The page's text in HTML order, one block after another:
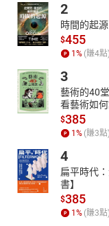
（出自戰國、莊周《
第九課 看清楚情況，
事
（出自唐、柳宗元《
第十課 太驕傲，會影
（出自唐、柳宗元〈
=有聲課程每課架構=
1故事背景脈絡：了解
3分段解析讀文言：文
未來寫作方便應用。
4思考提問：提出具思
古文不再遙遠。
5經典名句：摘錄課文
2
時間的起
$455
1 % (賺4點
3
藝術的40
看藝術如
$385
1 % (賺3點
4
扁平時代
書】
$385
1 % (賺3點